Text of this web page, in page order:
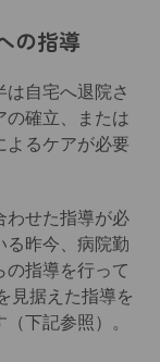
の指導
自宅へ退院さ
の確立、または
よるケアが必要
せた指導が必
る昨今、病院勤
の指導を行って
見据えた指導を
下記参照）。